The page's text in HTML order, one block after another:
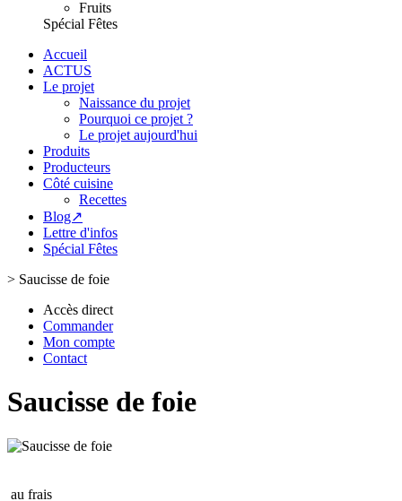
Fruits
Spécial Fêtes
Accueil
ACTUS
Le projet
Naissance du projet
Pourquoi ce projet ?
Le projet aujourd'hui
Produits
Producteurs
Côté cuisine
Recettes
Blog↗
Lettre d'infos
Spécial Fêtes
> Saucisse de foie
Accès direct
Commander
Mon compte
Contact
Saucisse de foie
au frais